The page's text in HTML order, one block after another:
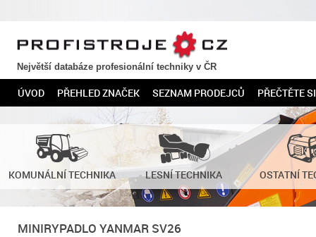
PROFISTROJE.CZ
Největší databáze profesionální techniky v ČR
ÚVOD PŘEHLED ZNAČEK SEZNAM PRODEJCŮ PŘEČTĚTE SI
KOMUNÁLNÍ TECHNIKA LESNÍ TECHNIKA OSTATNÍ
MINIRYPADLO YANMAR SV26